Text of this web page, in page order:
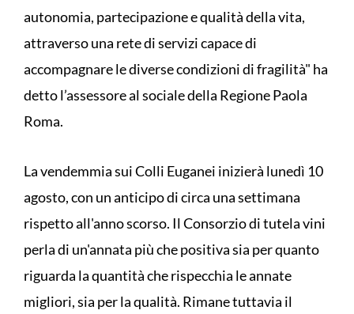
autonomia, partecipazione e qualità della vita,
attraverso una rete di servizi capace di
accompagnare le diverse condizioni di fragilità" ha
detto l’assessore al sociale della Regione Paola
Roma.
La vendemmia sui Colli Euganei inizierà lunedì 10
agosto, con un anticipo di circa una settimana
rispetto all'anno scorso. Il Consorzio di tutela vini
perla di un'annata più che positiva sia per quanto
riguarda la quantità che rispecchia le annate
migliori, sia per la qualità. Rimane tuttavia il